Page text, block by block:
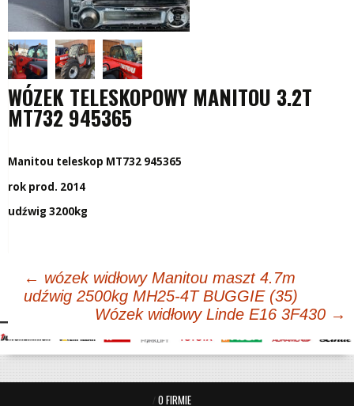
WÓZEK TELESKOPOWY MANITOU 3.2T
MT732 945365
Manitou teleskop MT732 945365
rok prod. 2014
udźwig 3200kg
Post
navigation
← wózek widłowy Manitou maszt 4.7m
udźwig 2500kg MH25-4T BUGGIE (35)
Wózek widłowy Linde E16 3F430 →
/ O FIRMIE